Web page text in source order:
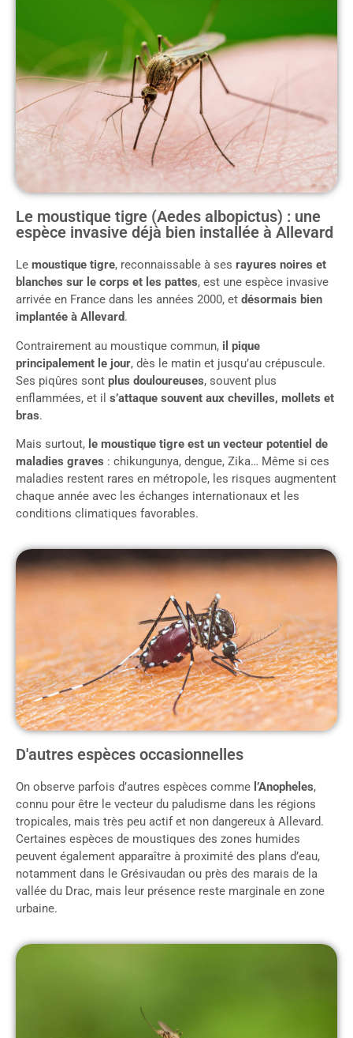
Le moustique tigre (Aedes albopictus) : une
espèce invasive déjà bien installée à Allevard
Le moustique tigre, reconnaissable à ses rayures noires et
blanches sur le corps et les pattes, est une espèce invasive
arrivée en France dans les années 2000, et désormais bien
implantée à Allevard.
Contrairement au moustique commun, il pique
principalement le jour, dès le matin et jusqu’au crépuscule.
Ses piqûres sont plus douloureuses, souvent plus
enflammées, et il s’attaque souvent aux chevilles, mollets et
bras.
Mais surtout, le moustique tigre est un vecteur potentiel de
maladies graves : chikungunya, dengue, Zika… Même si ces
maladies restent rares en métropole, les risques augmentent
chaque année avec les échanges internationaux et les
conditions climatiques favorables.
D'autres espèces occasionnelles
On observe parfois d’autres espèces comme l’Anopheles,
connu pour être le vecteur du paludisme dans les régions
tropicales, mais très peu actif et non dangereux à Allevard.
Certaines espèces de moustiques des zones humides
peuvent également apparaître à proximité des plans d’eau,
notamment dans le Grésivaudan ou près des marais de la
vallée du Drac, mais leur présence reste marginale en zone
urbaine.